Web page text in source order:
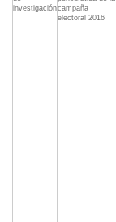
investigacióncampaña
electoral 2016